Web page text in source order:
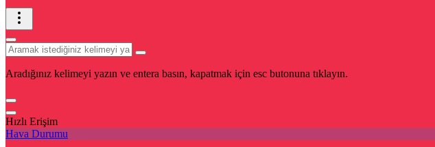
Aradığınız kelimeyi yazın ve entera basın, kapatmak için esc butonuna tıklayın.
Hızlı Erişim
Hava Durumu